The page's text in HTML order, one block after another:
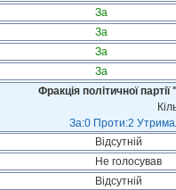
За
За
За
За
Фракція політичної
За:0 Проти:2
Відсутній
Не голосував
Відсутній